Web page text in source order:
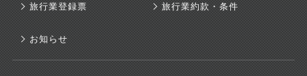
旅行業登録票 旅行業約款・条件
お知らせ